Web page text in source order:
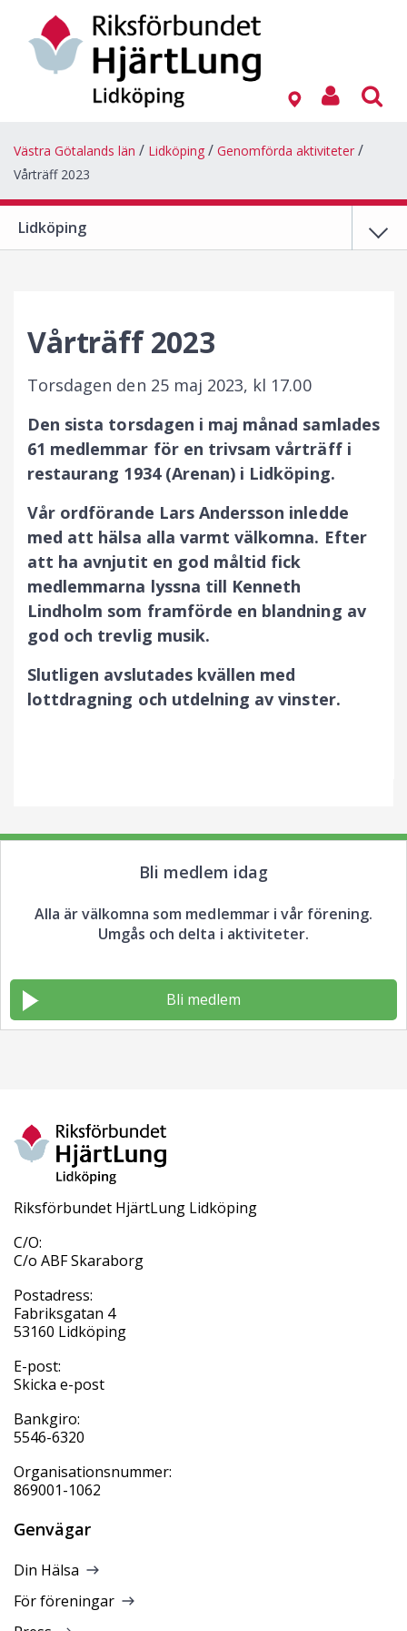
Västra Götalands län Lidköping
Genomförda aktiviteter
Vårträff 2023
Lidköping
Vårträff 2023
Torsdagen den 25 maj 2023, kl 17.00
Den sista torsdagen i maj månad samlades
61 medlemmar för en trivsam vårträff i
restaurang 1934 (Arenan) i Lidköping.
Vår ordförande Lars Andersson inledde
med att hälsa alla varmt välkomna. Efter
att ha avnjutit en god måltid fick
medlemmarna lyssna till Kenneth
Lindholm som framförde en blandning av
god och trevlig musik.
Slutligen avslutades kvällen med
lottdragning och utdelning av vinster.
Bli medlem idag
Alla är välkomna som medlemmar i vår förening.
Umgås och delta i aktiviteter.
Bli medlem
Riksförbundet HjärtLung Lidköping
C/O:
C/o ABF Skaraborg
Postadress:
Fabriksgatan 4
53160 Lidköping
E-post:
Skicka e-post
Bankgiro:
5546-6320
Organisationsnummer:
869001-1062
Genvägar
Din Hälsa
För föreningar